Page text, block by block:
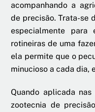
acompanhando a
de precisão. Trata-se
especialmente para
rotineiras de uma
ela permite que o
minucioso a cada dia,
Quando aplicada
zootecnia de